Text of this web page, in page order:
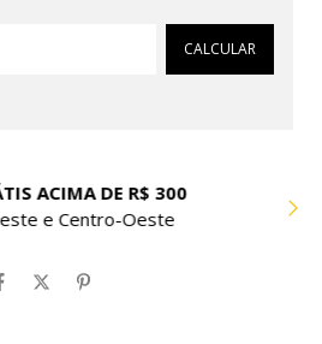
Alterar CEP
CALCULAR
ATÉ 10X SEM JUROS
facilidade e segurança